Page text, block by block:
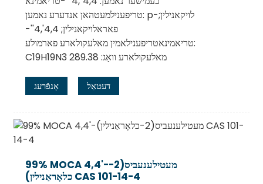
טריפענילמעטהאן אנדערע נאמען: p-לויקאנילין;
פאראלויקאנילין; 4,4',4''-
טריאמינאטריפענילאמין מאלעקולארע פארמולע:
C19H19N3 מאלעקולארע וואָג: 289.38
אָנפֿרעג דעטאַל
99% MOCA 4,4'-מעטילענעביס(2-
כלאָראַנילין) CAS 101-14-4